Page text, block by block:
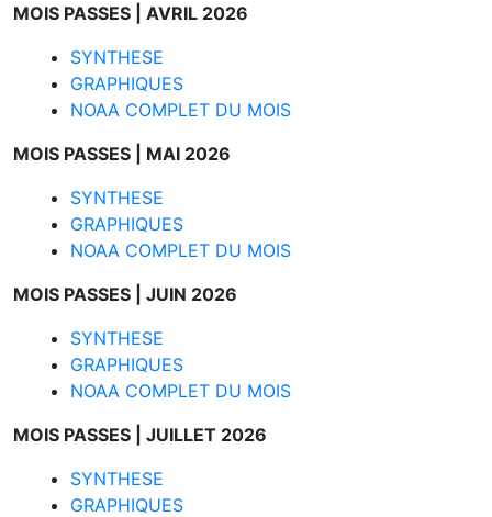
MOIS PASSES | AVRIL 2026
SYNTHESE
GRAPHIQUES
NOAA COMPLET DU MOIS
MOIS PASSES | MAI 2026
SYNTHESE
GRAPHIQUES
NOAA COMPLET DU MOIS
MOIS PASSES | JUIN 2026
SYNTHESE
GRAPHIQUES
NOAA COMPLET DU MOIS
MOIS PASSES | JUILLET 2026
SYNTHESE
GRAPHIQUES